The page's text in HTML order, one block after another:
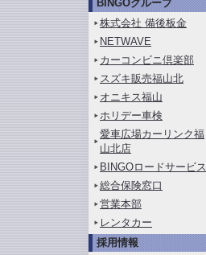
BINGOグループ
株式会社 備後板金
NETWAVE
カーコンビニ倶楽部
スズキ販売福山北
オニキス福山
ホリデー車検
愛車広場カーリンク福
山北店
BINGOロードサービス
総合保険窓口
営業本部
レンタカー
採用情報